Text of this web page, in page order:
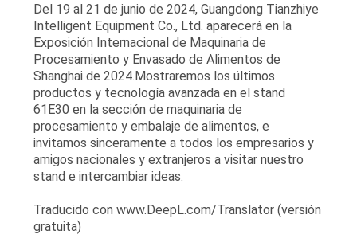
Del 19 al 21 de junio de 2024, Guangdong Tianzhiye
Intelligent Equipment Co., Ltd. aparecerá en la
Exposición Internacional de Maquinaria de
Procesamiento y Envasado de Alimentos de
Shanghai de 2024.Mostraremos los últimos
productos y tecnología avanzada en el stand
61E30 en la sección de maquinaria de
procesamiento y embalaje de alimentos, e
invitamos sinceramente a todos los empresarios y
amigos nacionales y extranjeros a visitar nuestro
stand e intercambiar ideas.
Traducido con www.DeepL.com/Translator (versión
gratuita)